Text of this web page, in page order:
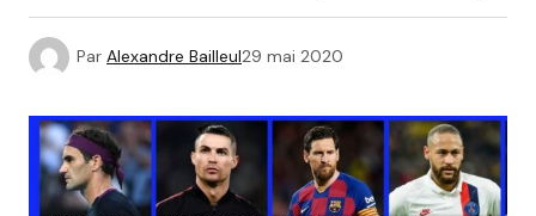
Par Alexandre Bailleul29 mai 2020